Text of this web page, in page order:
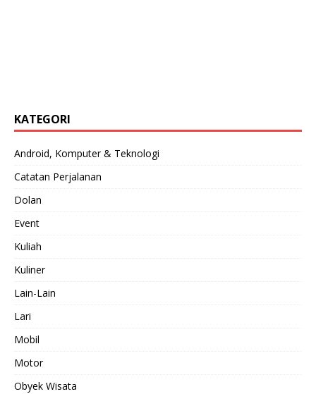
KATEGORI
Android, Komputer & Teknologi
Catatan Perjalanan
Dolan
Event
Kuliah
Kuliner
Lain-Lain
Lari
Mobil
Motor
Obyek Wisata